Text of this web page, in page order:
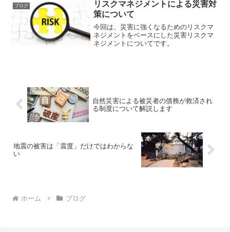
ブログ
リスクマネジメントによる災害対
策について
今回は、災害に強くなるためのリスクマ
ネジメントをベースにした災害リスクマ
ネジメントについてです。
自然災害による被災者の債務が救済され
る制度について解説します
地震の被害は「震度」だけではわからな
い
ホーム ブログ